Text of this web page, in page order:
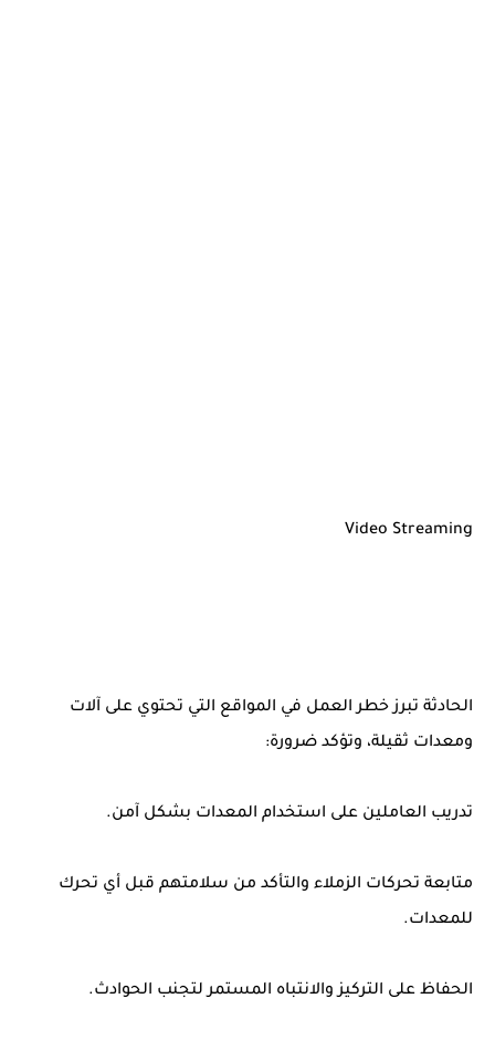
Video Streaming
الحادثة تبرز خطر العمل في المواقع التي تحتوي على آلات
ومعدات ثقيلة، وتؤكد ضرورة:
تدريب العاملين على استخدام المعدات بشكل آمن.
متابعة تحركات الزملاء والتأكد من سلامتهم قبل أي تحرك
للمعدات.
الحفاظ على التركيز والانتباه المستمر لتجنب الحوادث.